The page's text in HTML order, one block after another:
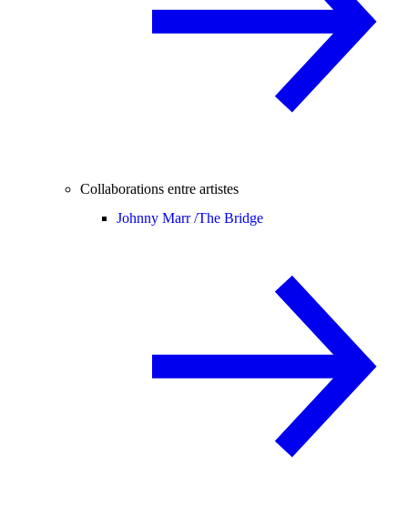
Collaborations entre artistes
Johnny Marr /The Bridge